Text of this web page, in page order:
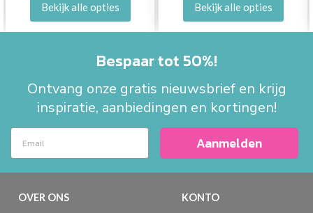
Bekijk alle opties Bekijk alle opties
Bespaar tot 50%!
Ontvang onze gratis nieuwsbrief en krijg
inspiratie, aanbiedingen en kortingen!
Aanmelden
OVER ONS KONTO